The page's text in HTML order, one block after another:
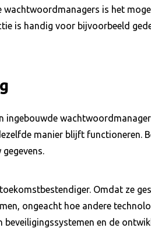
wachtwoordmanagers is het
is handig voor bijvoorbeeld
ingebouwde
manier blijft functioneren.
Omdat ze
ongeacht hoe andere
en de